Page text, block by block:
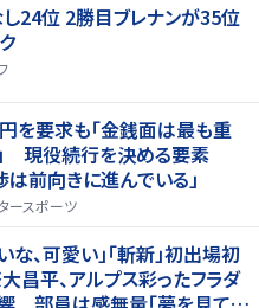
24位 2勝目ブレナンが35位
を要求も「金銭面は最も重
現役続行を決める要素
は前向きに進んでいる」
ースポーツ
な、可愛い」「斬新」初出場初
昌平、アルプス彩ったフラダ